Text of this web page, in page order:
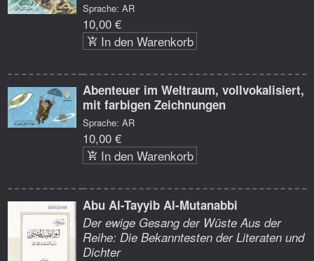
Sprache: AR
10,00 €
In den Warenkorb
Abenteuer im Weltraum, vollvokalisiert,
mit farbigen Zeichnungen
Sprache: AR
10,00 €
In den Warenkorb
Abu Al-Tayyib Al-Mutanabbi
Der ewige Gesang der Wüste Aus der
Reihe: Die Bekanntesten der Literaten und
Dichter